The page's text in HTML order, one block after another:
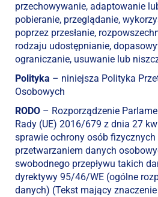
przechowywanie, adaptowanie
pobieranie, przeglądanie,
poprzez przesłanie,
rodzaju udostępnianie,
ograniczanie, usuwanie lub
Polityka – niniejsza Polityka
Osobowych
RODO – Rozporządzenie
Rady (UE) 2016/679 z dnia 27
sprawie ochrony osób
przetwarzaniem danych
swobodnego przepływu takich
dyrektywy 95/46/WE (ogólne
danych) (Tekst mający znaczenie